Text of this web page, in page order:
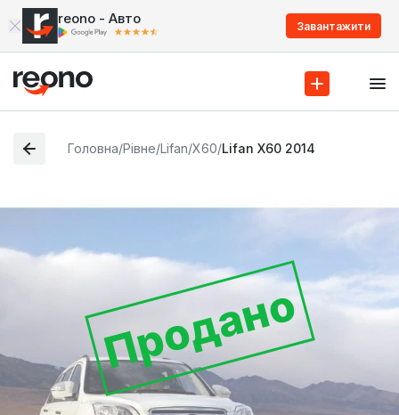
reono - Авто Завантажити
Головна/Рівне/Lifan/X60/Lifan X60 2014
Продано